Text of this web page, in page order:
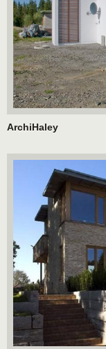
ArchiHaley